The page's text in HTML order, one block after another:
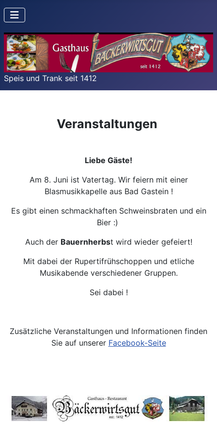
Speis und Trank seit 1412
Veranstaltungen
Liebe Gäste!
Am 8. Juni ist Vatertag. Wir feiern mit einer
Blasmusikkapelle aus Bad Gastein !
Es gibt einen schmackhaften Schweinsbraten und ein
Bier :)
Auch der Bauernherbst wird wieder gefeiert!
Mit dabei der Rupertifrühschoppen und etliche
Musikabende verschiedener Gruppen.
Sei dabei !
Zusätzliche Veranstaltungen und Informationen finden
Sie auf unserer Facebook-Seite